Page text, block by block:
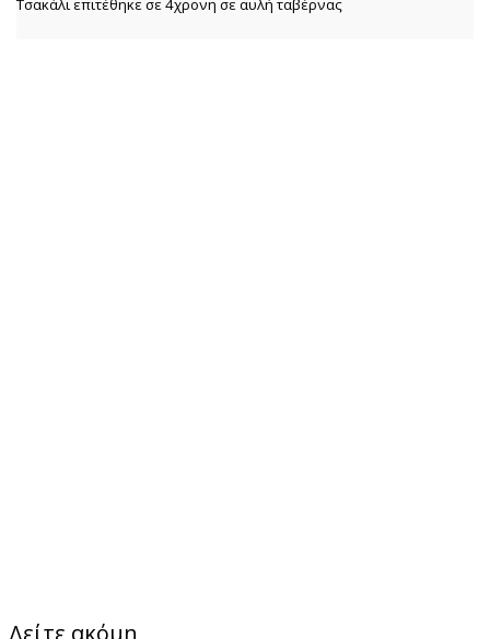
Τσακάλι επιτέθηκε σε 4χρονη σε αυλή ταβέρνας
Δείτε ακόμη